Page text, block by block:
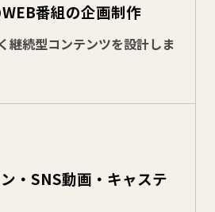
番組の企画制作
継続型コンテンツを設計しま
・SNS動画・キャステ